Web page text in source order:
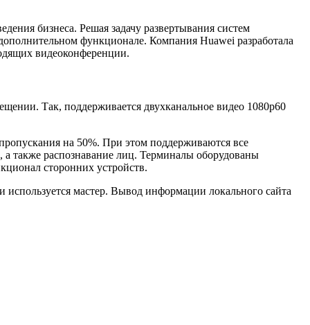
бизнеса. Решая задачу развертывания систем
функционале. Компания Huawei разработала
видеоконференции.
Так, поддерживается двухканальное видео 1080p60
на 50%. При этом поддерживаются все
также распознавание лиц. Терминалы оборудованы
сторонних устройств.
мастер. Вывод информации локального сайта